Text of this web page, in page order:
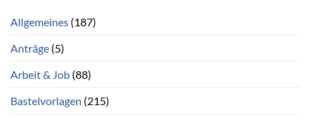
Allgemeines (187)
Anträge (5)
Arbeit & Job (88)
Bastelvorlagen (215)